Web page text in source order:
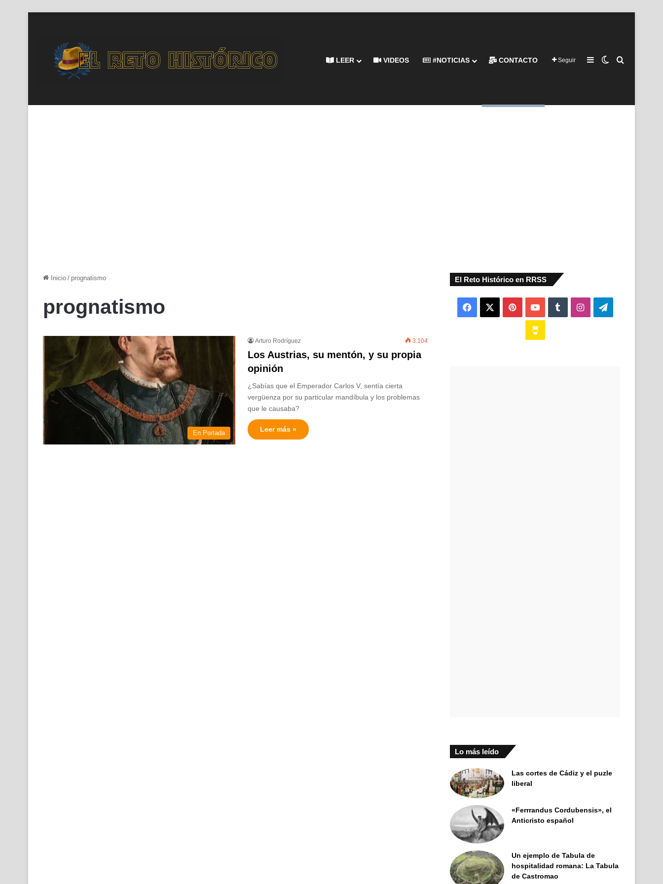
LEER VIDEOS #NOTICIAS CONTACTO Seguir Barra lateral
Switch skin
Inicio / prognatismo
prognatismo
En Portada
Arturo Rodríguez 3.104
Los Austrias, su mentón, y su propia
opinión
¿Sabías que el Emperador Carlos V, sentía cierta
vergüenza por su particular mandíbula y los problemas
que le causaba?
Leer más »
El Reto Histórico en RRSS
Facebook PinterestYouTubeTumblrInstagramTelegram
Lo más leído
Las cortes de Cádiz y el puzle
liberal
«Ferrrandus Cordubensis», el
Anticristo español
Un ejemplo de Tabula de
hospitalidad romana: La Tabula
de Castromao